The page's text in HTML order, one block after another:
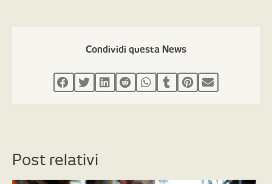
Condividi questa News
Post relativi